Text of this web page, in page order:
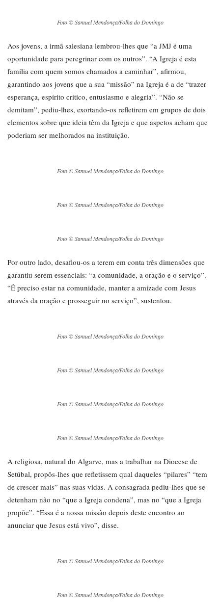
Foto © Samuel Mendonça/Folha do Domingo
Aos jovens, a irmã salesiana lembrou-lhes que “a JMJ é uma
oportunidade para peregrinar com os outros”. “A Igreja é esta
família com quem somos chamados a caminhar”, afirmou,
garantindo aos jovens que a sua “missão” na Igreja é a de “trazer
esperança, espírito crítico, entusiasmo e alegria”. “Não se
demitam”, pediu-lhes, exortando-os refletirem em grupos de dois
elementos sobre que ideia têm da Igreja e que aspetos acham que
poderiam ser melhorados na instituição.
Foto © Samuel Mendonça/Folha do Domingo
Foto © Samuel Mendonça/Folha do Domingo
Foto © Samuel Mendonça/Folha do Domingo
Por outro lado, desafiou-os a terem em conta três dimensões que
garantiu serem essenciais: “a comunidade, a oração e o serviço”.
“É preciso estar na comunidade, manter a amizade com Jesus
através da oração e prosseguir no serviço”, sustentou.
Foto © Samuel Mendonça/Folha do Domingo
Foto © Samuel Mendonça/Folha do Domingo
Foto © Samuel Mendonça/Folha do Domingo
Foto © Samuel Mendonça/Folha do Domingo
A religiosa, natural do Algarve, mas a trabalhar na Diocese de
Setúbal, propôs-lhes que refletissem qual daqueles “pilares” “tem
de crescer mais” nas suas vidas. A consagrada pediu-lhes que se
detenham não no “que a Igreja condena”, mas no “que a Igreja
propõe”. “Essa é a nossa missão depois deste encontro ao
anunciar que Jesus está vivo”, disse.
Foto © Samuel Mendonça/Folha do Domingo
Foto © Samuel Mendonça/Folha do Domingo